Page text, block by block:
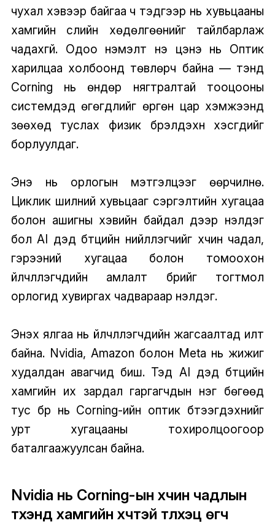
чухал хэвээр байгаа ч тэдгээр нь хувьцааны
хамгийн сүүлийн хөдөлгөөнийг тайлбарлаж
чадахгүй. Одоо нэмэлт үнэ цэнэ нь Оптик
харилцаа холбоонд төвлөрч байна — тэнд
Corning нь өндөр нягтралтай тооцооны
системүүдэд өгөгдлийг өргөн цар хэмжээнд
зөөхөд туслах физик бүрэлдэхүүн хэсгүүдийг
борлуулдаг.
Энэ нь орлогын мэтгэлцээг өөрчилнө.
Циклик шилний хувьцааг сэргэлтийн хугацаа
болон ашигны хэвийн байдал дээр үнэлдэг
бол AI дэд бүтцийн нийлүүлэгчийг хүчин чадал,
гэрээний хугацаа болон томоохон
үйлчлүүлэгчдийн амлалт бүрийг тогтмол
орлогид хувиргах чадвараар үнэлдэг.
Энэхүү ялгаа нь үйлчлүүлэгчдийн жагсаалтад илт
байна. Nvidia, Amazon болон Meta нь жижиг
худалдан авагчид биш. Тэд AI дэд бүтцийн
хамгийн их зардал гаргагчдын нэг бөгөөд
тус бүр нь Corning-ийн оптик бүтээгдэхүүнийг
урт хугацааны тохиролцоогоор
баталгаажуулсан байна.
Nvidia нь Corning-ын хүчин чадлын
түүхэнд хамгийн хүчтэй түлхэц өгч